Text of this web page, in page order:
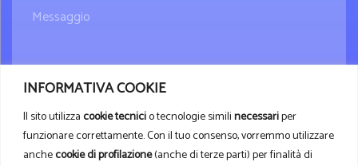
INFORMATIVA COOKIE
Il sito utilizzacookie tecnicio tecnologie similinecessariper
funzionare correttamente. Con il tuo consenso, vorremmo utilizzare
anchecookie di profilazione(anche di terze parti) per finalità di